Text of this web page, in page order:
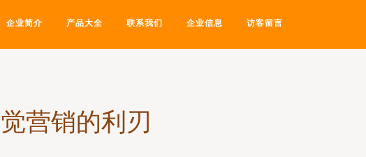
企业简介 产品大全 联系我们 企业信息 访客留言
营销的利刃